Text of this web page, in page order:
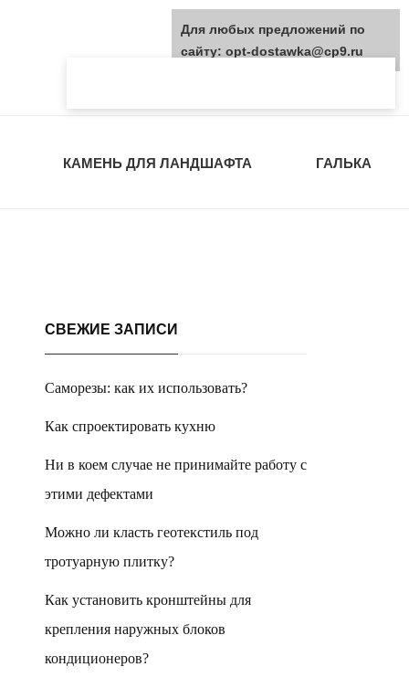
КАМЕНЬ ДЛЯ ЛАНДШАФТА ГАЛЬКА
СВЕЖИЕ ЗАПИСИ
Саморезы: как их использовать?
Как спроектировать кухню
Ни в коем случае не принимайте работу с
этими дефектами
Можно ли класть геотекстиль под
тротуарную плитку?
Как установить кронштейны для
крепления наружных блоков
кондиционеров?
Для любых предложений по
сайту: opt-dostawka@cp9.ru